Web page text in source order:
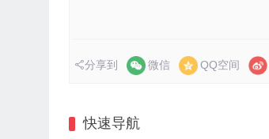
分享到 微信 QQ空间
快速导航